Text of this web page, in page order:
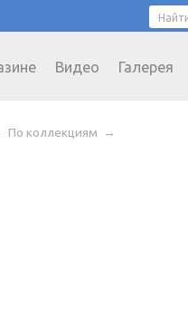
Видео Галерея
По коллекциям →